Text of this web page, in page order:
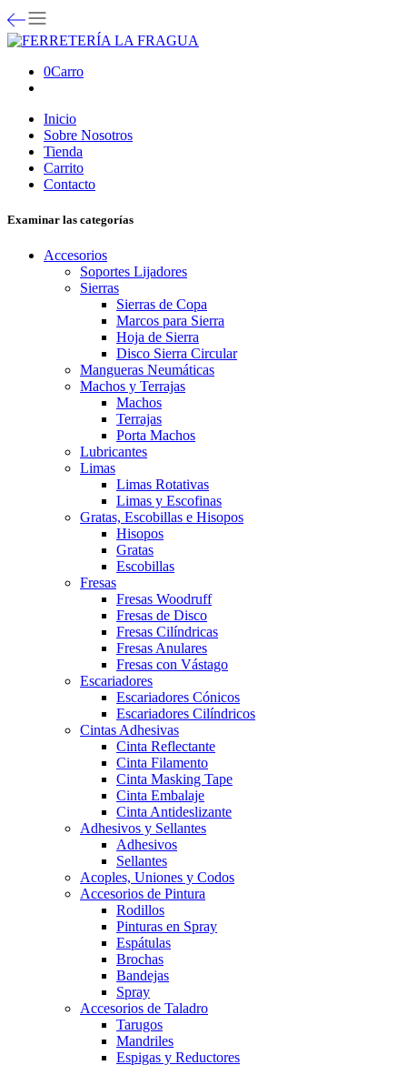
0Carro
Inicio
Sobre Nosotros
Tienda
Carrito
Contacto
Examinar las categorías
Accesorios
Soportes Lijadores
Sierras
Sierras de Copa
Marcos para Sierra
Hoja de Sierra
Disco Sierra Circular
Mangueras Neumáticas
Machos y Terrajas
Machos
Terrajas
Porta Machos
Lubricantes
Limas
Limas Rotativas
Limas y Escofinas
Gratas, Escobillas e Hisopos
Hisopos
Gratas
Escobillas
Fresas
Fresas Woodruff
Fresas de Disco
Fresas Cilíndricas
Fresas Anulares
Fresas con Vástago
Escariadores
Escariadores Cónicos
Escariadores Cilíndricos
Cintas Adhesivas
Cinta Reflectante
Cinta Filamento
Cinta Masking Tape
Cinta Embalaje
Cinta Antideslizante
Adhesivos y Sellantes
Adhesivos
Sellantes
Acoples, Uniones y Codos
Accesorios de Pintura
Rodillos
Pinturas en Spray
Espátulas
Brochas
Bandejas
Spray
Accesorios de Taladro
Tarugos
Mandriles
Espigas y Reductores